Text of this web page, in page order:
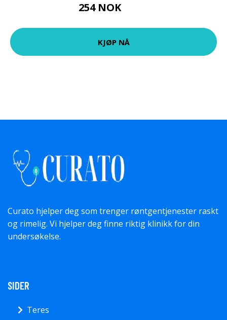
254 NOK
KJØP NÅ
Curato hjelper deg som trenger røntgentjenester raskt
og rimelig. Vi hjelper deg finne riktig klinikk for din
undersøkelse.
SIDER
Teres